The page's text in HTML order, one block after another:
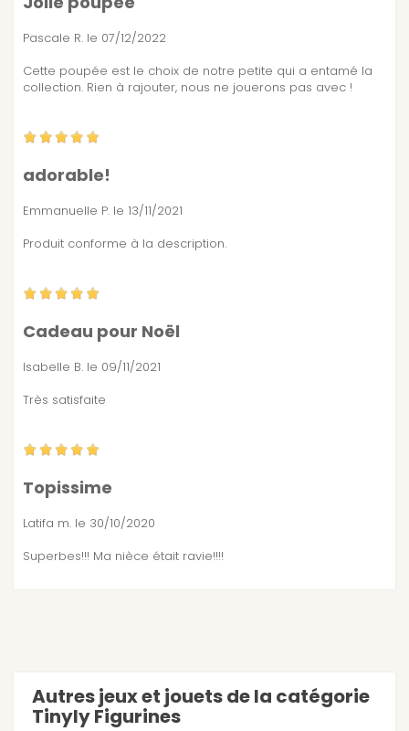
Pascale R. le 07/12/2022
Cette poupée est le choix de notre petite qui a entamé la
collection. Rien à rajouter, nous ne jouerons pas avec !
adorable!
Emmanuelle P. le 13/11/2021
Produit conforme à la description.
Cadeau pour Noël
Isabelle B. le 09/11/2021
Très satisfaite
Topissime
Latifa m. le 30/10/2020
Superbes!!! Ma nièce était ravie!!!!
Autres jeux et jouets de la catégorie
Tinyly Figurines